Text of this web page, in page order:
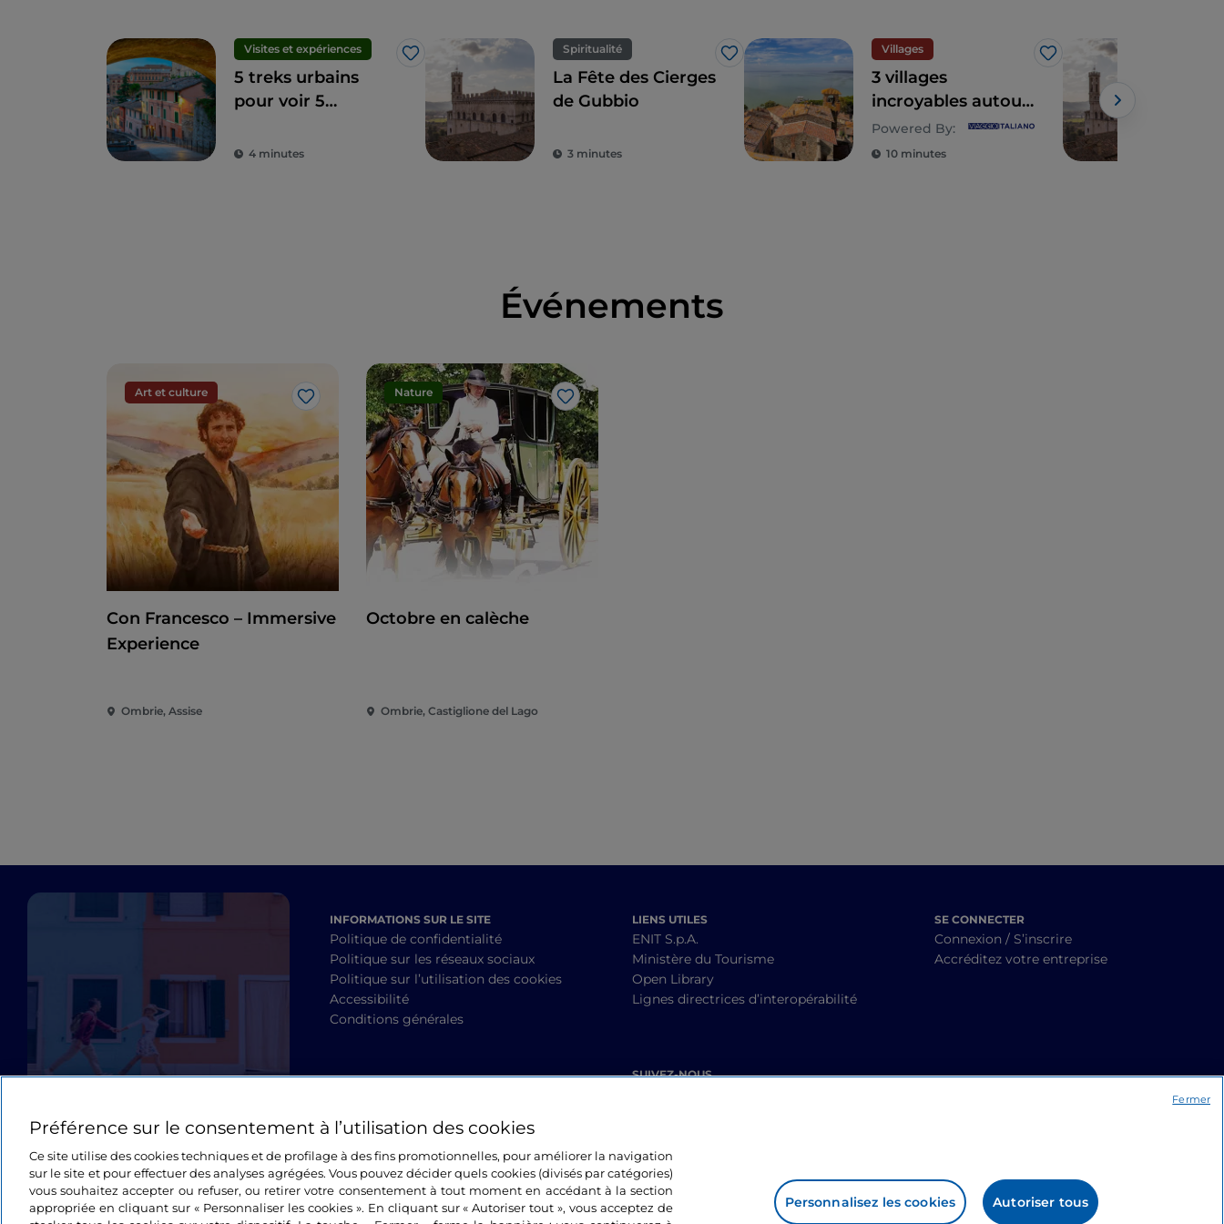
Visites et expériences
J’aime
5 treks urbains
pour voir 5
panoramiques à
4 minutes
Spiritualité
J’aime
La Fête des Cierges
de Gubbio
3 minutes
Villages
J’aime
3 villages
incroyables autour
du lac Trasimène
en Ombrie
Powered By:
10 minutes
Événements
Art et culture
J’aime
Con Francesco – Immersive
Experience
Ombrie, Assise
Nature
J’aime
Octobre en calèche
Ombrie, Castiglione del Lago
INFORMATIONS SUR LE SITE
Politique de confidentialité
Politique sur les réseaux sociaux
Politique sur l’utilisation des cookies
Accessibilité
Conditions générales
LIENS UTILES
ENIT S.p.A.
Ministère du Tourisme
Open Library
Lignes directrices d’interopérabilité
SUIVEZ-NOUS
SE CONNECTER
Connexion / S’inscrire
Accréditez votre entreprise
Préférence sur le consentement à l’utilisation des cookies
Ce site utilise des cookies techniques et de profilage à des fins promotionnelles, pour améliorer la navigation
sur le site et pour effectuer des analyses agrégées. Vous pouvez décider quels cookies (divisés par catégories)
vous souhaitez accepter ou refuser, ou retirer votre consentement à tout moment en accédant à la section
appropriée en cliquant sur « Personnaliser les cookies ». En cliquant sur « Autoriser tout », vous acceptez de
Personnalisez les cookies Autoriser tous
Fermer